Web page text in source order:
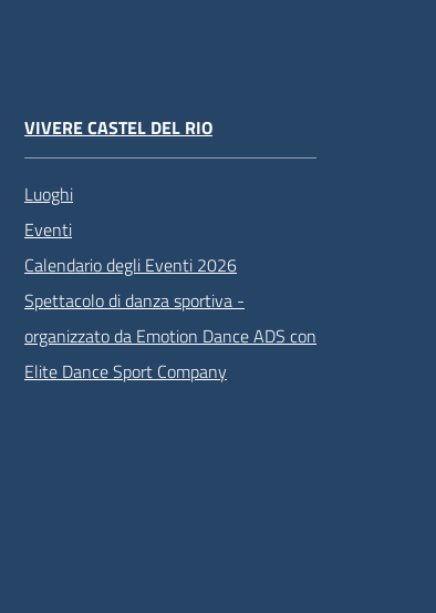
VIVERE CASTEL DEL RIO
Luoghi
Eventi
Calendario degli Eventi 2026
Spettacolo di danza sportiva -
organizzato da Emotion Dance ADS con
Elite Dance Sport Company